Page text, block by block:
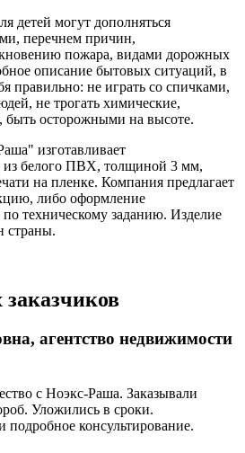
детей могут дополняться
перечнем причин,
пожара, видами дорожных
описание бытовых ситуаций, в
правильно: не играть со спичками,
не трогать химические,
быть осторожными на высоте.
изготавливает
белого ПВХ, толщиной 3 мм,
на пленке. Компания предлагает
либо оформление
по техническому заданию. Изделие
страны.
агентство недвижимости
с Ноэкс-Раша. Заказывали
Уложились в сроки.
консультирование.